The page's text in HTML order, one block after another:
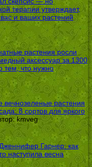
терапии утверждает,
вас и ваших растений
растения росли
аксессуар за 1300
тем, что нужно
вечнозеленые растения
8 сортов для яркого
kmveg
Гарнер: как
наступила весна